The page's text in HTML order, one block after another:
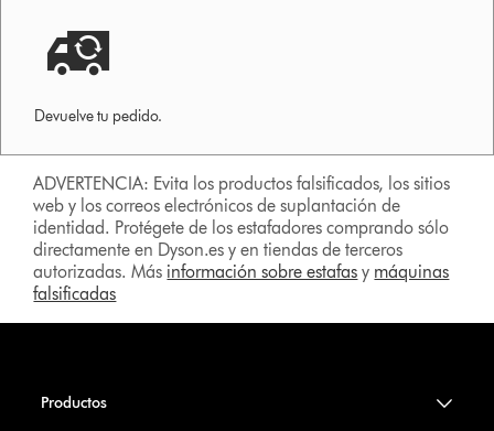
Devuelve tu pedido.
ADVERTENCIA: Evita los productos falsificados, los sitios
web y los correos electrónicos de suplantación de
identidad. Protégete de los estafadores comprando sólo
directamente en Dyson.es y en tiendas de terceros
autorizadas. Más información sobre estafas y máquinas
falsificadas
Productos